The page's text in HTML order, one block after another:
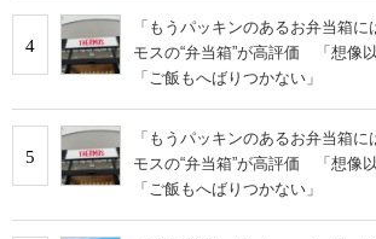
4
「もうパッキンのあるお弁当箱
モスの“弁当箱”が高評価 「想像
「ご飯もへばりつかない」
5
「もうパッキンのあるお弁当箱
モスの“弁当箱”が高評価 「想像
「ご飯もへばりつかない」